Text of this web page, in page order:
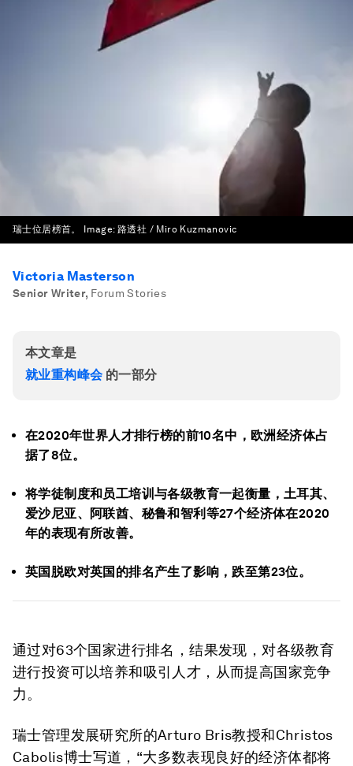
瑞士位居榜首。 Image:路透社 / Miro Kuzmanovic
Victoria Masterson
Senior Writer, Forum Stories
本文章是
就业重构峰会的一部分
在2020年世界人才排行榜的前10名中，欧洲经济体占
据了8位。
将学徒制度和员工培训与各级教育一起衡量，土耳其、
爱沙尼亚、阿联酋、秘鲁和智利等27个经济体在2020
年的表现有所改善。
英国脱欧对英国的排名产生了影响，跌至第23位。
通过对63个国家进行排名，结果发现，对各级教育
进行投资可以培养和吸引人才，从而提高国家竞争
力。
瑞士管理发展研究所的Arturo Bris教授和Christos
Cabolis博士写道，“大多数表现良好的经济体都将